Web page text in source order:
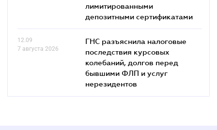
лимитированными
депозитными сертификатами
12.09
7 августа 2026
ГНС разъяснила налоговые
последствия курсовых
колебаний, долгов перед
бывшими ФЛП и услуг
нерезидентов